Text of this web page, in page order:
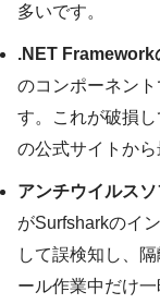
多いです。
.NET Framework
のコンポーネン
す。これが破損
の公式サイトから
アンチウイルス
がSurfsharkのイ
して誤検知し、
ール作業中だけ